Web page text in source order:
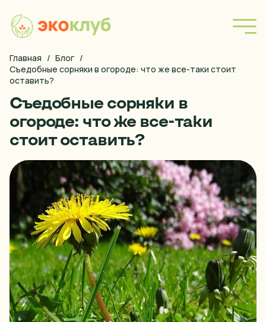
Главная / Блог /
Съедобные сорняки в огороде: что же все-таки стоит
оставить?
Съедобные сорняки в
огороде: что же все-таки
стоит оставить?
Форма покупки
Блог
Правила оплаты
Условия доставки